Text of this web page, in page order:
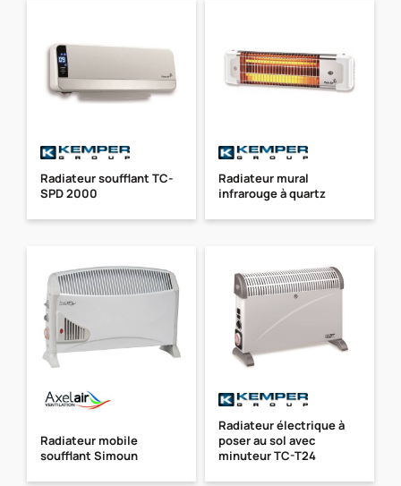
Radiateur soufflant TC-
SPD 2000
Radiateur mural
infrarouge à quartz
Radiateur mobile
soufflant Simoun
Radiateur électrique à
poser au sol avec
minuteur TC-T24